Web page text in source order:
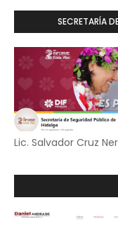
SECRETARÍA
Lic. Salvador Cruz